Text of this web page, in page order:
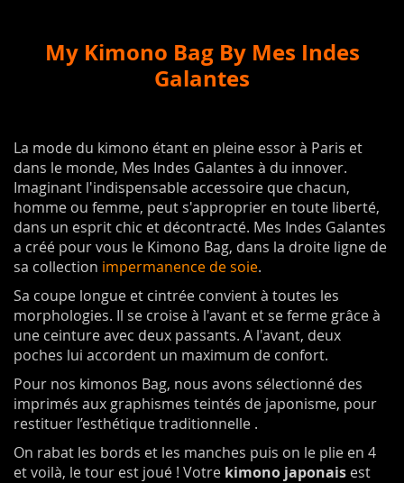
My Kimono Bag By Mes Indes
Galantes
La mode du kimono étant en pleine essor à Paris et
dans le monde, Mes Indes Galantes à du innover.
Imaginant l'indispensable accessoire que chacun,
homme ou femme, peut s'approprier en toute liberté,
dans un esprit chic et décontracté. Mes Indes Galantes
a créé pour vous le Kimono Bag, dans la droite ligne de
sa collection impermanence de soie.
Sa coupe longue et cintrée convient à toutes les
morphologies. Il se croise à l'avant et se ferme grâce à
une ceinture avec deux passants. A l'avant, deux
poches lui accordent un maximum de confort.
Pour nos kimonos Bag, nous avons sélectionné des
imprimés aux graphismes teintés de japonisme, pour
restituer l’esthétique traditionnelle .
On rabat les bords et les manches puis on le plie en 4
et voilà, le tour est joué ! Votre kimono japonais est